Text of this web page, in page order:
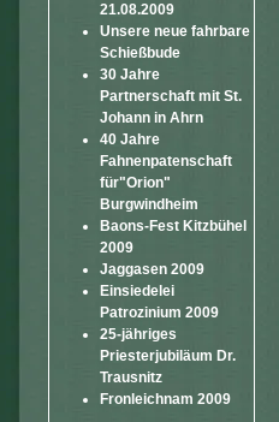
21.08.2009
Unsere neue fahrbare
Schießbude
30 Jahre
Partnerschaft mit St.
Johann in Ahrn
40 Jahre
Fahnenpatenschaft
für"Orion"
Burgwindheim
Baons-Fest Kitzbühel
2009
Jaggasen 2009
Einsiedelei
Patrozinium 2009
25-jähriges
Priesterjubiläum Dr.
Trausnitz
Fronleichnam 2009